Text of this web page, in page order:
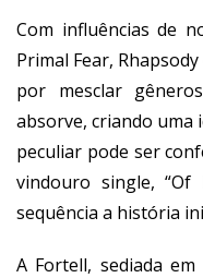
Com influências de
Primal Fear,
por mesclar
absorve, criando uma
peculiar pode ser
vindouro single, “Of
sequência a história
A Fortell, sediada